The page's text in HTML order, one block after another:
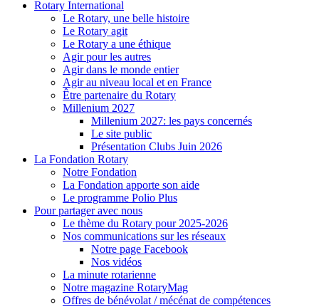
Rotary International
Le Rotary, une belle histoire
Le Rotary agit
Le Rotary a une éthique
Agir pour les autres
Agir dans le monde entier
Agir au niveau local et en France
Être partenaire du Rotary
Millenium 2027
Millenium 2027: les pays concernés
Le site public
Présentation Clubs Juin 2026
La Fondation Rotary
Notre Fondation
La Fondation apporte son aide
Le programme Polio Plus
Pour partager avec nous
Le thème du Rotary pour 2025-2026
Nos communications sur les réseaux
Notre page Facebook
Nos vidéos
La minute rotarienne
Notre magazine RotaryMag
Offres de bénévolat / mécénat de compétences